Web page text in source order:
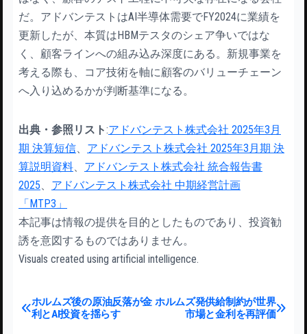
だ。アドバンテストはAI半導体需要でFY2024に業績を
更新したが、本質はHBMテスタのシェア争いではな
く、顧客ラインへの組み込み深度にある。新規事業を
考える際も、コア技術を軸に顧客のバリューチェーン
へ入り込めるかが判断基準になる。
出典・参照リスト:アドバンテスト株式会社 2025年3月
期 決算短信、 アドバンテスト株式会社 2025年3月期 決
算説明資料、 アドバンテスト株式会社 統合報告書
2025、 アドバンテスト株式会社 中期経営計画
「MTP3」
本記事は情報の提供を目的としたものであり、投資勧
誘を意図するものではありません。
Visuals created using artificial intelligence.
投稿ナビゲーション
ホルムズ発供給制約が世界
市場と金利を再評価
ホルムズ後の原油反落が金
利とAI投資を揺らす